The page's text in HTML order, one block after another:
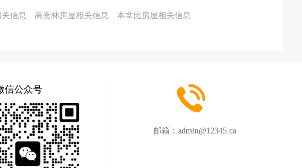
信息 高贵林房屋相关信息
本拿比房屋相关信息
信公众号
邮箱： admin@12345.ca